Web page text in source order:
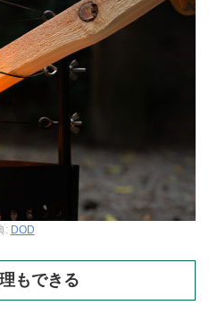
: DOD
もできる